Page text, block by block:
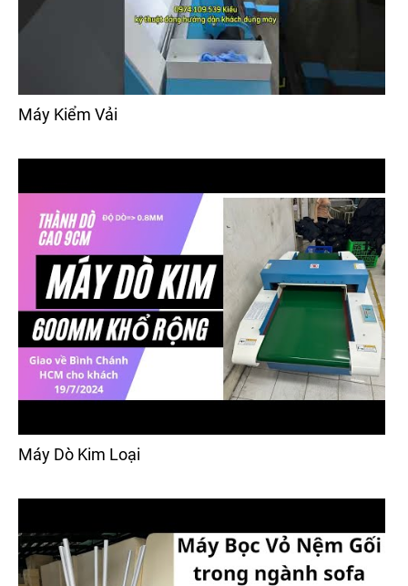
Máy Kiểm Vải
Máy Dò Kim Loại